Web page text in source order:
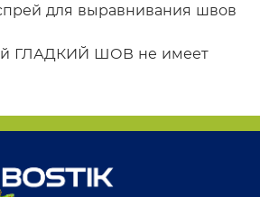
для выравнивания швов
ГЛАДКИЙ ШОВ не имеет